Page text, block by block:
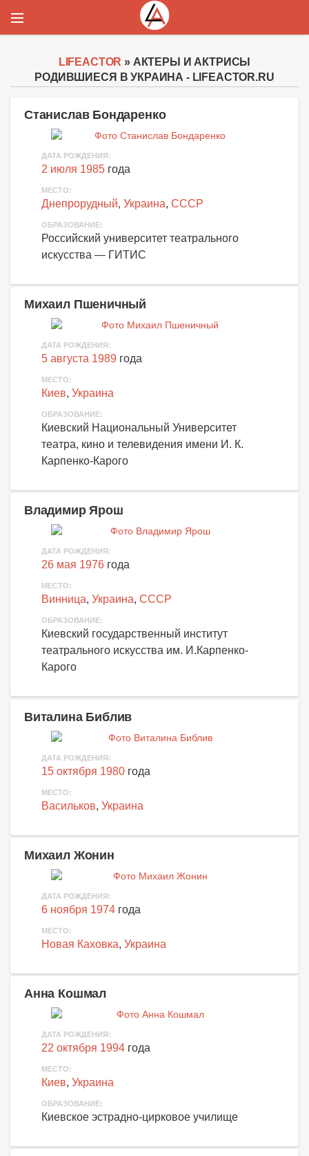
LIFEACTOR » АКТЕРЫ И АКТРИСЫ
РОДИВШИЕСЯ В УКРАИНА - LIFEACTOR.RU
Станислав Бондаренко
ДАТА РОЖДЕНИЯ:
2 июля 1985 года
МЕСТО:
Днепрорудный, Украина, СССР
ОБРАЗОВАНИЕ:
Российский университет театрального
искусства — ГИТИС
Михаил Пшеничный
ДАТА РОЖДЕНИЯ:
5 августа 1989 года
МЕСТО:
Киев, Украина
ОБРАЗОВАНИЕ:
Киевский Национальный Университет
театра, кино и телевидения имени И. К.
Карпенко-Карого
Владимир Ярош
ДАТА РОЖДЕНИЯ:
26 мая 1976 года
МЕСТО:
Винница, Украина, СССР
ОБРАЗОВАНИЕ:
Киевский государственный институт
театрального искусства им. И.Карпенко-
Карого
Виталина Библив
ДАТА РОЖДЕНИЯ:
15 октября 1980 года
МЕСТО:
Васильков, Украина
Михаил Жонин
ДАТА РОЖДЕНИЯ:
6 ноября 1974 года
МЕСТО:
Новая Каховка, Украина
Анна Кошмал
ДАТА РОЖДЕНИЯ:
22 октября 1994 года
МЕСТО:
Киев, Украина
ОБРАЗОВАНИЕ:
Киевское эстрадно-цирковое училище